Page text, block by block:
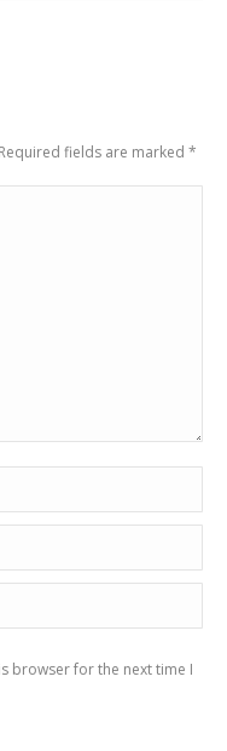
fields are marked *
browser for the next time I